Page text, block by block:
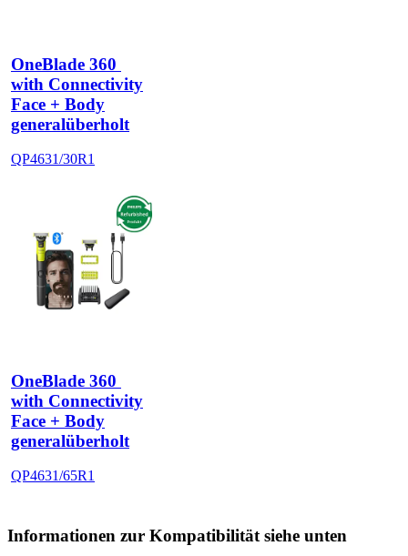
OneBlade 360
with Connectivity
Face + Body
generalüberholt
QP4631/30R1
OneBlade 360
with Connectivity
Face + Body
generalüberholt
QP4631/65R1
Informationen zur Kompatibilität siehe unten